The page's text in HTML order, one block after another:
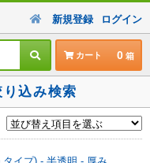
新規登録 ログイン
カート 0
り込み検索